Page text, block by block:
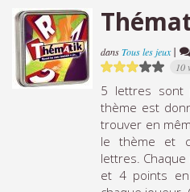
dansTous les jeux|
10
5 lettres sont
thème est
trouver en
le thème et
lettres.
et 4 points